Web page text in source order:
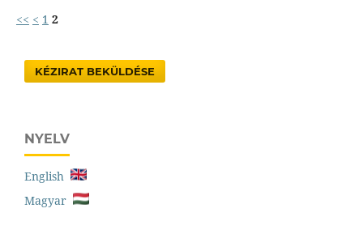
<< < 1 2
KÉZIRAT BEKÜLDÉSE
NYELV
English
Magyar